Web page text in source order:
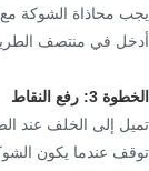
يجب محاذاة الشوكة
أدخل في منتصف
الخطوة 3: رفع النقاط
تميل إلى الخلف عند
توقف عندما يكون الشوكة 2-3 سم فوق الأرض ، لا